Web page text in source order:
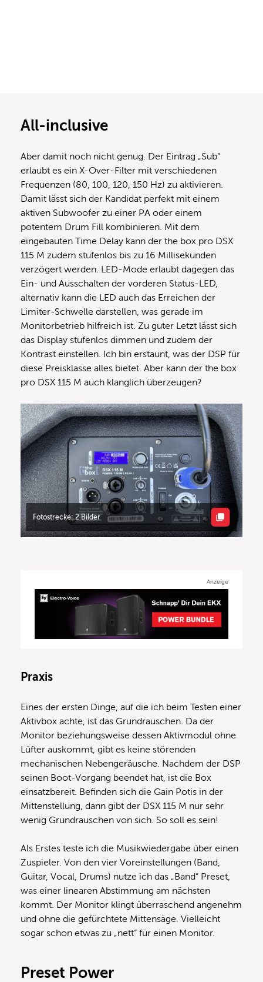
All-inclusive
Aber damit noch nicht genug. Der Eintrag „Sub“
erlaubt es ein X-Over-Filter mit verschiedenen
Frequenzen (80, 100, 120, 150 Hz) zu aktivieren.
Damit lässt sich der Kandidat perfekt mit einem
aktiven Subwoofer zu einer PA oder einem
potentem Drum Fill kombinieren. Mit dem
eingebauten Time Delay kann der the box pro DSX
115 M zudem stufenlos bis zu 16 Millisekunden
verzögert werden. LED-Mode erlaubt dagegen das
Ein- und Ausschalten der vorderen Status-LED,
alternativ kann die LED auch das Erreichen der
Limiter-Schwelle darstellen, was gerade im
Monitorbetrieb hilfreich ist. Zu guter Letzt lässt sich
das Display stufenlos dimmen und zudem der
Kontrast einstellen. Ich bin erstaunt, was der DSP für
diese Preisklasse alles bietet. Aber kann der the box
pro DSX 115 M auch klanglich überzeugen?
Fotostrecke: 2 Bilder
Anzeige
Praxis
Eines der ersten Dinge, auf die ich beim Testen einer
Aktivbox achte, ist das Grundrauschen. Da der
Monitor beziehungsweise dessen Aktivmodul ohne
Lüfter auskommt, gibt es keine störenden
mechanischen Nebengeräusche. Nachdem der DSP
seinen Boot-Vorgang beendet hat, ist die Box
einsatzbereit. Befinden sich die Gain Potis in der
Mittenstellung, dann gibt der DSX 115 M nur sehr
wenig Grundrauschen von sich. So soll es sein!
Als Erstes teste ich die Musikwiedergabe über einen
Zuspieler. Von den vier Voreinstellungen (Band,
Guitar, Vocal, Drums) nutze ich das „Band“ Preset,
was einer linearen Abstimmung am nächsten
kommt. Der Monitor klingt überraschend angenehm
und ohne die gefürchtete Mittensäge. Vielleicht
sogar schon etwas zu „nett“ für einen Monitor.
Preset Power